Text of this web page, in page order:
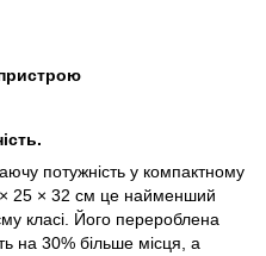
потужність у компактному
× 25 × 32 см це найменший
класі. Його перероблена
на 30% більше місця, а